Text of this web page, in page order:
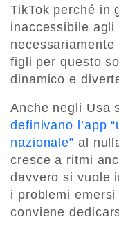
TikTok perché in
inaccessibile
necessariamente
figli per questo
dinamico e
Anche negli Usa
definivano l’app
nazionale” al
cresce a ritmi
davvero si vuole
i problemi
conviene